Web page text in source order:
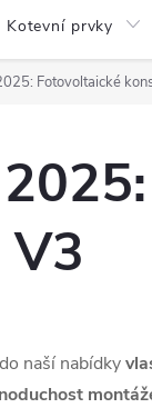
Kotevní prvky
Fotovoltaické
naší nabídky